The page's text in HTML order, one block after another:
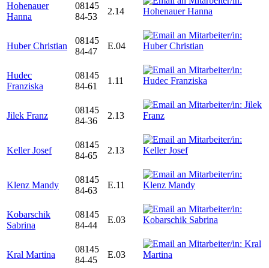
Hohenauer
Hanna
08145
84-53
2.14
Huber Christian
08145
84-47
E.04
Hudec
Franziska
08145
84-61
1.11
Jilek Franz
08145
84-36
2.13
Keller Josef
08145
84-65
2.13
Klenz Mandy
08145
84-63
E.11
Kobarschik
Sabrina
08145
84-44
E.03
Kral Martina
08145
84-45
E.03